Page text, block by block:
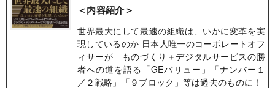
＜内容紹介＞
世界最大にして最速の組織は、いかに変革を実
現しているのか 日本人唯一のコーポレートオフ
ィサーが ものづくり＋デジタルサービスの勝
者への道を語る「GEバリュー」「ナンバー１
／２戦略」「９ブロック」等は過去のものに！